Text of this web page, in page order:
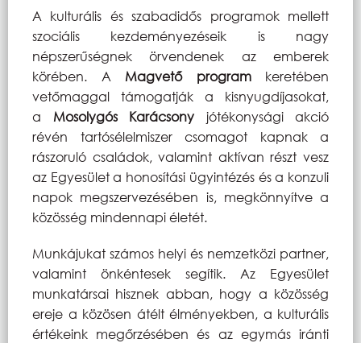
A kulturális és szabadidős programok mellett
szociális kezdeményezéseik is nagy
népszerűségnek örvendenek az emberek
körében. A Magvető programkeretében
vetőmaggal támogatják a kisnyugdíjasokat,
a Mosolygós Karácsony jótékonysági akció
révén tartósélelmiszer csomagot kapnak a
rászoruló családok, valamint aktívan részt vesz
az Egyesület a honosítási ügyintézés és a konzuli
napok megszervezésében is, megkönnyítve a
közösség mindennapi életét.
Munkájukat számos helyi és nemzetközi partner,
valamint önkéntesek segítik. Az Egyesület
munkatársai hisznek abban, hogy a közösség
ereje a közösen átélt élményekben, a kulturális
értékeink megőrzésében és az egymás iránti